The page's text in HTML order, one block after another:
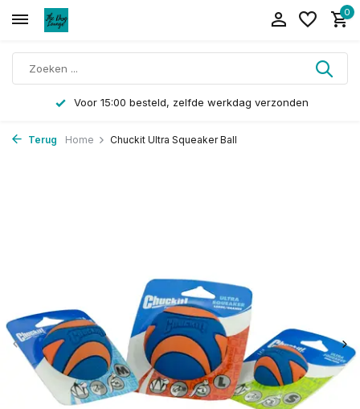
0
Voor 15:00 besteld, zelfde werkdag verzonden
Terug Home Chuckit Ultra Squeaker Ball